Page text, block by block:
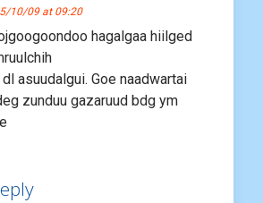
10/09 at 09:20
hagalgaa hiilged
asuudalgui. Goe naadwartai
zunduu gazaruud bdg ym